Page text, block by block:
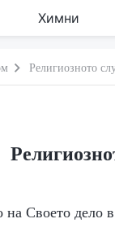
Химни
Религиозното
на Своето дело